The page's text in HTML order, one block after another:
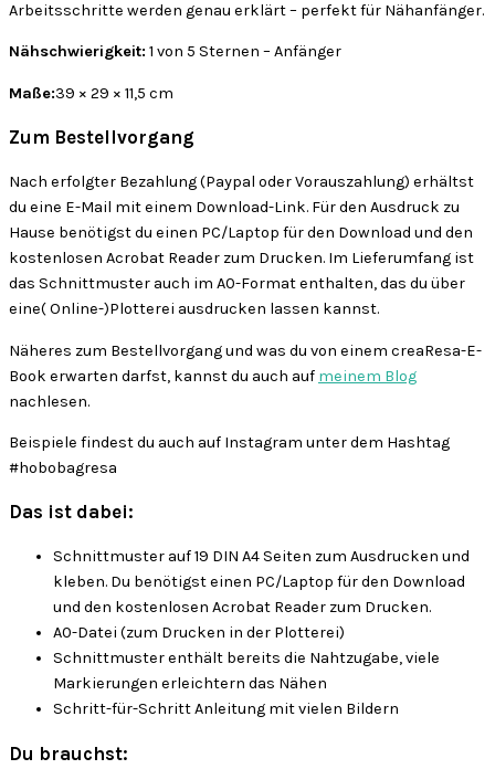
Arbeitsschritte werden genau erklärt – perfekt für Nähanfänger.
Nähschwierigkeit: 1 von 5 Sternen – Anfänger
Maße:39 × 29 × 11,5 cm
Zum Bestellvorgang
Nach erfolgter Bezahlung (Paypal oder Vorauszahlung) erhältst
du eine E-Mail mit einem Download-Link. Für den Ausdruck zu
Hause benötigst du einen PC/Laptop für den Download und den
kostenlosen Acrobat Reader zum Drucken. Im Lieferumfang ist
das Schnittmuster auch im A0-Format enthalten, das du über
eine( Online-)Plotterei ausdrucken lassen kannst.
Näheres zum Bestellvorgang und was du von einem creaResa-E-
Book erwarten darfst, kannst du auch auf meinem Blog
nachlesen.
Beispiele findest du auch auf Instagram unter dem Hashtag
#hobobagresa
Das ist dabei:
Schnittmuster auf 19 DIN A4 Seiten zum Ausdrucken und
kleben. Du benötigst einen PC/Laptop für den Download
und den kostenlosen Acrobat Reader zum Drucken.
A0-Datei (zum Drucken in der Plotterei)
Schnittmuster enthält bereits die Nahtzugabe, viele
Markierungen erleichtern das Nähen
Schritt-für-Schritt Anleitung mit vielen Bildern
Du brauchst: